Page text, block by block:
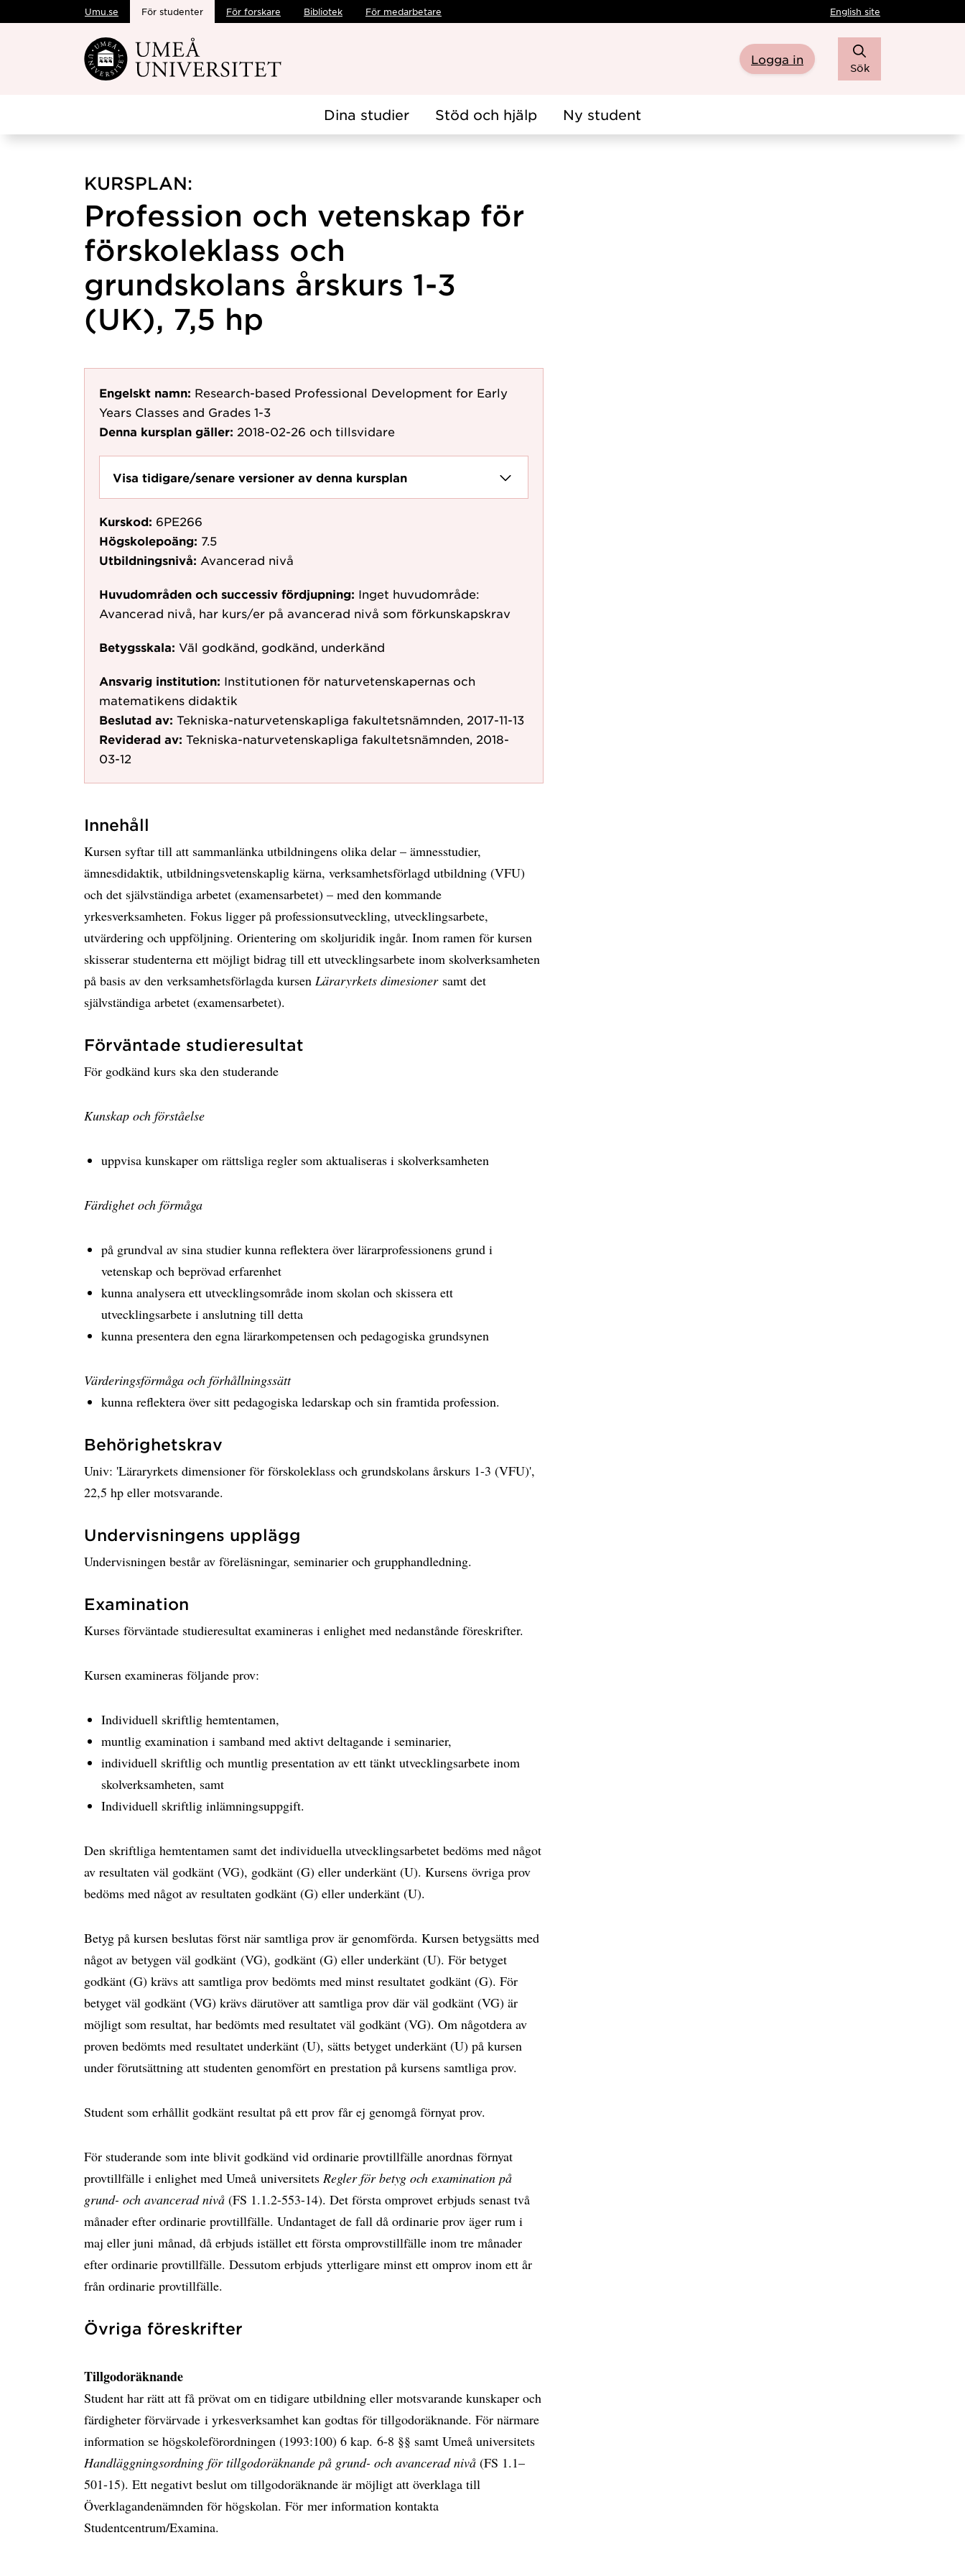
Hoppa direkt till innehållet
Umu.se För studenter För forskare Bibliotek För medarbetare English site
Logga in
Sök
Dina studier Stöd och hjälp Ny student
KURSPLAN:
Profession och vetenskap för
förskoleklass och
grundskolans årskurs 1-3
(UK), 7,5 hp
Engelskt namn: Research-based Professional Development for Early
Years Classes and Grades 1-3
Denna kursplan gäller: 2018-02-26 och tillsvidare
Visa tidigare/senare versioner av denna kursplan
Kurskod: 6PE266
Högskolepoäng: 7.5
Utbildningsnivå: Avancerad nivå
Huvudområden och successiv fördjupning: Inget huvudområde:
Avancerad nivå, har kurs/er på avancerad nivå som förkunskapskrav
Betygsskala: Väl godkänd, godkänd, underkänd
Ansvarig institution: Institutionen för naturvetenskapernas och
matematikens didaktik
Beslutad av: Tekniska-naturvetenskapliga fakultetsnämnden, 2017-11-13
Reviderad av: Tekniska-naturvetenskapliga fakultetsnämnden, 2018-
03-12
Innehåll
Kursen syftar till att sammanlänka utbildningens olika delar – ämnesstudier,
ämnesdidaktik, utbildningsvetenskaplig kärna, verksamhetsförlagd utbildning (VFU)
och det självständiga arbetet (examensarbetet) – med den kommande
yrkesverksamheten. Fokus ligger på professionsutveckling, utvecklingsarbete,
utvärdering och uppföljning. Orientering om skoljuridik ingår. Inom ramen för kursen
skisserar studenterna ett möjligt bidrag till ett utvecklingsarbete inom skolverksamheten
på basis av den verksamhetsförlagda kursen Läraryrkets dimesionersamt det
självständiga arbetet (examensarbetet).
Förväntade studieresultat
För godkänd kurs ska den studerande
Kunskap och förståelse
uppvisa kunskaper om rättsliga regler som aktualiseras i skolverksamheten
Färdighet och förmåga
på grundval av sina studier kunna reflektera över lärarprofessionens grund i
vetenskap och beprövad erfarenhet
kunna analysera ett utvecklingsområde inom skolan och skissera ett
utvecklingsarbete i anslutning till detta
kunna presentera den egna lärarkompetensen och pedagogiska grundsynen
Värderingsförmåga och förhållningssätt
kunna reflektera över sitt pedagogiska ledarskap och sin framtida profession.
Behörighetskrav
Univ: 'Läraryrkets dimensioner för förskoleklass och grundskolans årskurs 1-3 (VFU)',
22,5 hp eller motsvarande.
Undervisningens upplägg
Undervisningen består av föreläsningar, seminarier och grupphandledning.
Examination
Kurses förväntade studieresultat examineras i enlighet med nedanstånde föreskrifter.
Kursen examineras följande prov:
Individuell skriftlig hemtentamen,
muntlig examination i samband med aktivt deltagande i seminarier,
individuell skriftlig och muntlig presentation av ett tänkt utvecklingsarbete inom
skolverksamheten, samt
Individuell skriftlig inlämningsuppgift.
Den skriftliga hemtentamen samt det individuella utvecklingsarbetet bedöms med något
av resultaten väl godkänt (VG), godkänt (G) eller underkänt (U). Kursens övriga prov
bedöms med något av resultaten godkänt (G) eller underkänt (U).
Betyg på kursen beslutas först när samtliga prov är genomförda. Kursen betygsätts med
något av betygen väl godkänt (VG), godkänt (G) eller underkänt (U). För betyget
godkänt (G) krävs att samtliga prov bedömts med minst resultatet godkänt (G). För
betyget väl godkänt (VG) krävs därutöver att samtliga prov där väl godkänt (VG) är
möjligt som resultat, har bedömts med resultatet väl godkänt (VG). Om någotdera av
proven bedömts med resultatet underkänt (U), sätts betyget underkänt (U) på kursen
under förutsättning att studenten genomfört en prestation på kursens samtliga prov.
Student som erhållit godkänt resultat på ett prov får ej genomgå förnyat prov.
För studerande som inte blivit godkänd vid ordinarie provtillfälle anordnas förnyat
provtillfälle i enlighet med Umeå universitets Regler för betyg och examination på
grund- och avancerad nivå (FS 1.1.2-553-14). Det första omprovet erbjuds senast två
månader efter ordinarie provtillfälle. Undantaget de fall då ordinarie prov äger rum i
maj eller juni månad, då erbjuds istället ett första omprovstillfälle inom tre månader
efter ordinarie provtillfälle. Dessutom erbjuds ytterligare minst ett omprov inom ett år
från ordinarie provtillfälle.
Övriga föreskrifter
Tillgodoräknande
Student har rätt att få prövat om en tidigare utbildning eller motsvarande kunskaper och
färdigheter förvärvade i yrkesverksamhet kan godtas för tillgodoräknande. För närmare
information se högskoleförordningen (1993:100) 6 kap. 6-8 §§ samt Umeå universitets
Handläggningsordning för tillgodoräknande på grund- och avancerad nivå (FS 1.1–
501-15). Ett negativt beslut om tillgodoräknande är möjligt att överklaga till
Överklagandenämnden för högskolan. För mer information kontakta
Studentcentrum/Examina.